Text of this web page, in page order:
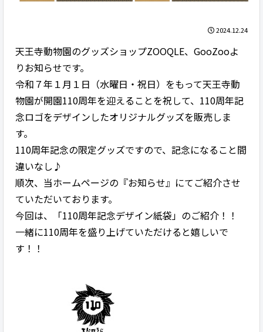
2024.12.24
天王寺動物園のグッズショップZOOQLE、GooZooよ
りお知らせです。
令和７年１月１日（水曜日・祝日）をもって天王寺動
物園が開園110周年を迎えることを祝して、110周年記
念ロゴをデザインしたオリジナルグッズを販売しま
す。
110周年記念の限定グッズですので、記念になること間
違いなし♪
順次、当ホームページの『お知らせ』にてご紹介させ
ていただいております。
今回は、「110周年記念デザイン紙袋」のご紹介！！
一緒に110周年を盛り上げていただけると嬉しいで
す！！